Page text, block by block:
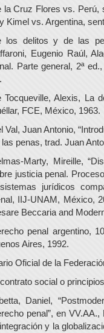
la Cruz Flores vs. Perú,
Kimel vs. Argentina,
los delitos y de las
Eugenio Raúl,
Parte general, 2ª
Tocqueville, Alexis, La
FCE, México, 1963.
Val, Juan Antonio,
las penas, trad. Juan
Marty, Mireille,
justicia penal.
jurídicos
IIJ-UNAM, México,
Beccaria and
penal argentino,
Aires, 1992.
Oficial de la
social o
Daniel,
penal”, en
y la